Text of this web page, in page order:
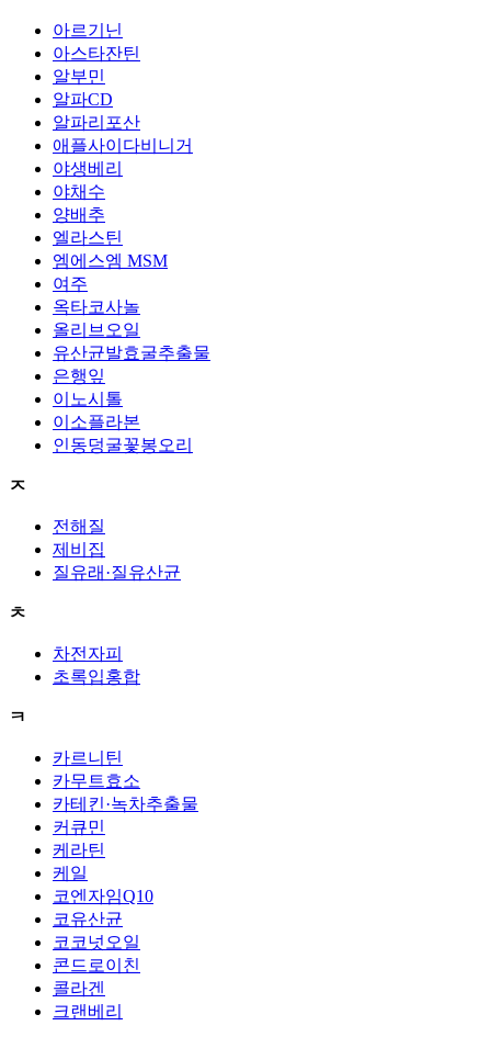
아르기닌
아스타잔틴
알부민
알파CD
알파리포산
애플사이다비니거
야생베리
야채수
양배추
엘라스틴
엠에스엠 MSM
여주
옥타코사놀
올리브오일
유산균발효굴추출물
은행잎
이노시톨
이소플라본
인동덩굴꽃봉오리
ㅈ
전해질
제비집
질유래·질유산균
ㅊ
차전자피
초록입홍합
ㅋ
카르니틴
카무트효소
카테킨·녹차추출물
커큐민
케라틴
케일
코엔자임Q10
코유산균
코코넛오일
콘드로이친
콜라겐
크랜베리